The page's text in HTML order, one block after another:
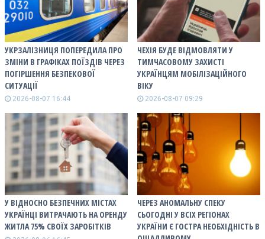
УКРЗАЛІЗНИЦЯ ПОПЕРЕДИЛА ПРО
ЗМІНИ В ГРАФІКАХ ПОЇЗДІВ ЧЕРЕЗ
ПОГІРШЕННЯ БЕЗПЕКОВОЇ
СИТУАЦІЇ
2026-08-07 16:44
ЧЕХІЯ БУДЕ ВІДМОВЛЯТИ У
ТИМЧАСОВОМУ ЗАХИСТІ
УКРАЇНЦЯМ МОБІЛІЗАЦІЙНОГО
ВІКУ
2026-08-07 09:29
У ВІДНОСНО БЕЗПЕЧНИХ МІСТАХ
УКРАЇНЦІ ВИТРАЧАЮТЬ НА ОРЕНДУ
ЖИТЛА 75% СВОЇХ ЗАРОБІТКІВ
ЧЕРЕЗ АНОМАЛЬНУ СПЕКУ
СЬОГОДНІ У ВСІХ РЕГІОНАХ
УКРАЇНИ Є ГОСТРА НЕОБХІДНІСТЬ В